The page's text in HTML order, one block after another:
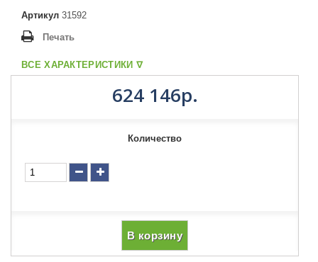
Артикул 31592
Печать
ВСЕ ХАРАКТЕРИСТИКИ ᐁ
624 146р.
Количество
В корзину